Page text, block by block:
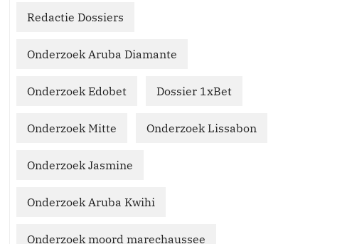
Redactie Dossiers
Onderzoek Aruba Diamante
Onderzoek Edobet Dossier 1xBet
Onderzoek Mitte Onderzoek Lissabon
Onderzoek Jasmine
Onderzoek Aruba Kwihi
Onderzoek moord marechaussee